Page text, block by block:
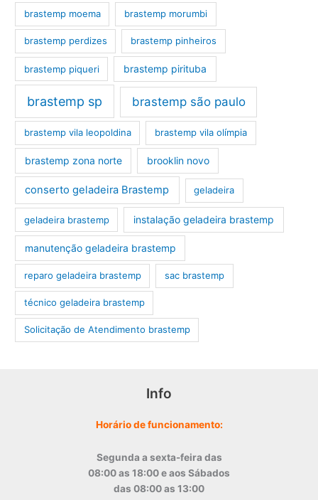
brastemp moema brastemp morumbi
brastemp perdizes brastemp pinheiros
brastemp piqueri brastemp pirituba
brastemp sp brastemp são paulo
brastemp vila leopoldina brastemp vila olímpia
brastemp zona norte brooklin novo
conserto geladeira Brastemp geladeira
geladeira brastemp instalação geladeira brastemp
manutenção geladeira brastemp
reparo geladeira brastemp sac brastemp
técnico geladeira brastemp
‎Solicitação de Atendimento brastemp
Info
Horário de funcionamento:
Segunda a sexta-feira das
08:00 as 18:00 e aos Sábados
das 08:00 as 13:00